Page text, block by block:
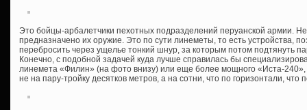
Это бойцы-арбалетчики пехотных подразделений перуанской армии.
предназначено их оружие. Это по сути линеметы, то есть устройства,
перебросить через ущелье тонкий шнур, за которым потом подтянуть
Конечно, с подобной задачей куда лучше справилась бы
линемета «Филин» (на фото внизу) или еще более мощного «Иста-240»,
не на пару-тройку десятков метров, а на сотни, что по горизонтали, что